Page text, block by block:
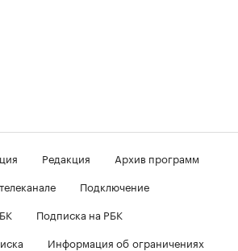
Редакция
Архив программ
Подключение
Подписка на РБК
Информация об ограничениях